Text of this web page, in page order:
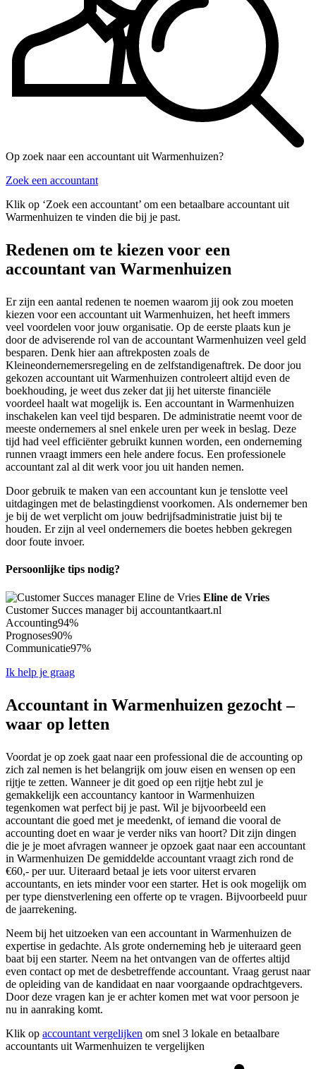
Op zoek naar een accountant uit Warmenhuizen?
Zoek een accountant
Klik op ‘Zoek een accountant’ om een betaalbare accountant uit
Warmenhuizen te vinden die bij je past.
Redenen om te kiezen voor een
accountant van Warmenhuizen
Er zijn een aantal redenen te noemen waarom jij ook zou moeten
kiezen voor een accountant uit Warmenhuizen, het heeft immers
veel voordelen voor jouw organisatie. Op de eerste plaats kun je
door de adviserende rol van de accountant Warmenhuizen veel geld
besparen. Denk hier aan aftrekposten zoals de
Kleineondernemersregeling en de zelfstandigenaftrek. De door jou
gekozen accountant uit Warmenhuizen controleert altijd even de
boekhouding, je weet dus zeker dat jij het uiterste financiële
voordeel haalt wat mogelijk is. Een accountant in Warmenhuizen
inschakelen kan veel tijd besparen. De administratie neemt voor de
meeste ondernemers al snel enkele uren per week in beslag. Deze
tijd had veel efficiënter gebruikt kunnen worden, een onderneming
runnen vraagt immers een hele andere focus. Een professionele
accountant zal al dit werk voor jou uit handen nemen.
Door gebruik te maken van een accountant kun je tenslotte veel
uitdagingen met de belastingdienst voorkomen. Als ondernemer ben
je bij de wet verplicht om jouw bedrijfsadministratie juist bij te
houden. Er zijn al veel ondernemers die boetes hebben gekregen
door foute invoer.
Persoonlijke tips nodig?
Eline de Vries
Customer Succes manager bij accountantkaart.nl
Accounting94%
Prognoses90%
Communicatie97%
Ik help je graag
Accountant in Warmenhuizen gezocht –
waar op letten
Voordat je op zoek gaat naar een professional die de accounting op
zich zal nemen is het belangrijk om jouw eisen en wensen op een
rijtje te zetten. Wanneer je dit goed op een rijtje hebt zul je
gemakkelijk een accountancy kantoor in Warmenhuizen
tegenkomen wat perfect bij je past. Wil je bijvoorbeeld een
accountant die goed met je meedenkt, of iemand die vooral de
accounting doet en waar je verder niks van hoort? Dit zijn dingen
die je je moet afvragen wanneer je opzoek gaat naar een accountant
in Warmenhuizen De gemiddelde accountant vraagt zich rond de
€60,- per uur. Uiteraard betaal je iets voor uiterst ervaren
accountants, en iets minder voor een starter. Het is ook mogelijk om
per type dienstverlening een offerte op te vragen. Bijvoorbeeld puur
de jaarrekening.
Neem bij het uitzoeken van een accountant in Warmenhuizen de
expertise in gedachte. Als grote onderneming heb je uiteraard geen
baat bij een starter. Neem na het ontvangen van de offertes altijd
even contact op met de desbetreffende accountant. Vraag gerust naar
de opleiding van de kandidaat en naar voorgaande opdrachtgevers.
Door deze vragen kan je er achter komen met wat voor persoon je
nu in aanraking komt.
Klik op accountant vergelijken om snel 3 lokale en betaalbare
accountants uit Warmenhuizen te vergelijken